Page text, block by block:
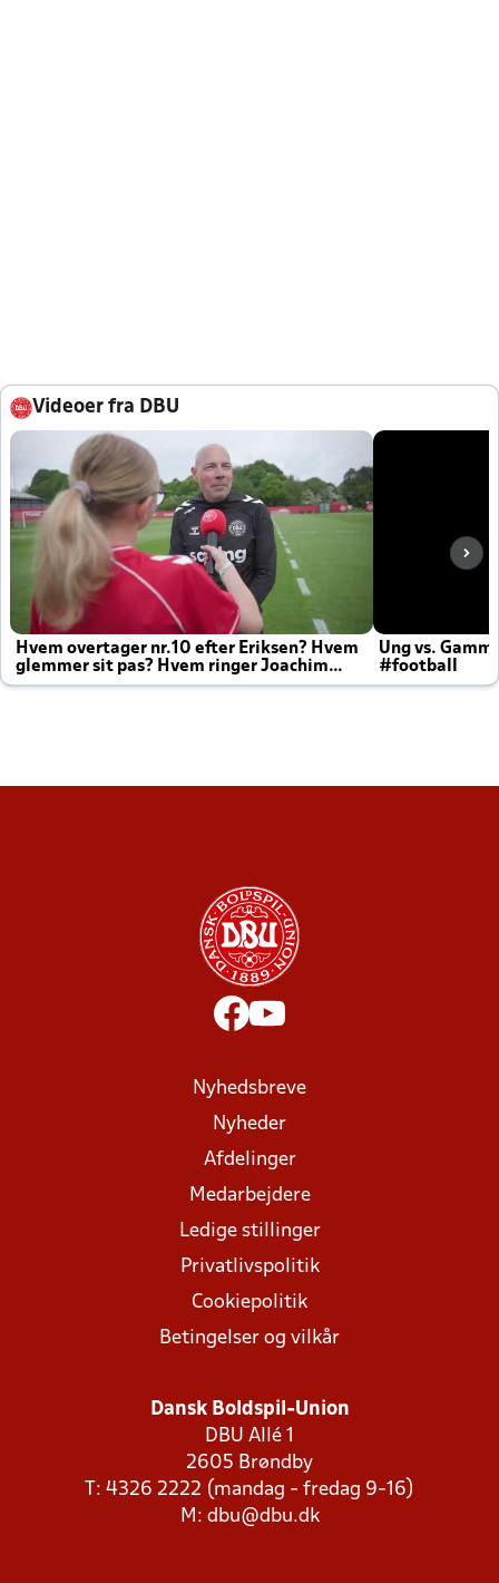
Videoer fra DBU
Hvem overtager nr.10 efter Eriksen? Hvem
glemmer sit pas? Hvem ringer Joachim
altid til efter kampe?
Ung vs.
#football
Nyhedsbreve
Nyheder
Afdelinger
Medarbejdere
Ledige stillinger
Privatlivspolitik
Cookiepolitik
Betingelser og vilkår
Dansk Boldspil-Union
DBU Allé 1
2605 Brøndby
T: 4326 2222 (mandag - fredag 9-16)
M: dbu@dbu.dk